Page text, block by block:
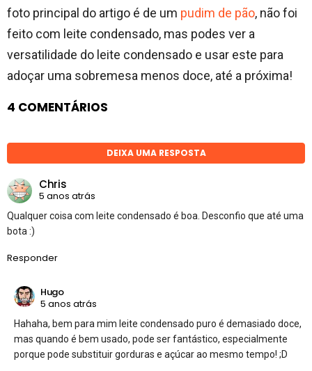
foto principal do artigo é de um pudim de pão, não foi
feito com leite condensado, mas podes ver a
versatilidade do leite condensado e usar este para
adoçar uma sobremesa menos doce, até a próxima!
4 COMENTÁRIOS
DEIXA UMA RESPOSTA
Chris
5 anos atrás
Qualquer coisa com leite condensado é boa. Desconfio que até uma
bota :)
Responder
Hugo
5 anos atrás
Hahaha, bem para mim leite condensado puro é demasiado doce,
mas quando é bem usado, pode ser fantástico, especialmente
porque pode substituir gorduras e açúcar ao mesmo tempo! ;D